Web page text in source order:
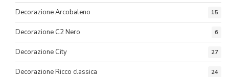
Decorazione Arcobaleno 15
Decorazione C2 Nero 6
Decorazione City 27
Decorazione Ricco classica 24